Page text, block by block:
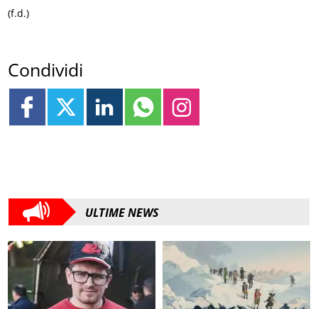
(f.d.)
Condividi
ULTIME NEWS